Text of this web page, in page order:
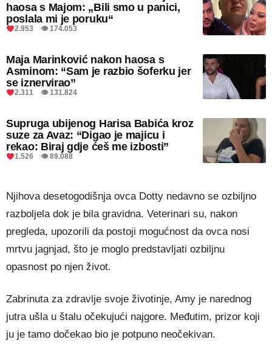
haosa s Majom: „Bili smo u panici,
poslala mi je poruku“
2.953 👁 174.053
Maja Marinković nakon haosa s
Asminom: “Sam je razbio šoferku jer
se iznervirao”
2.311 👁 131.824
Supruga ubijenog Harisa Babića kroz
suze za Avaz: “Digao je majicu i
rekao: Biraj gdje ćeš me izbosti”
1.526 👁 89.088
Njihova desetogodišnja ovca Dotty nedavno se ozbiljno
razboljela dok je bila gravidna. Veterinari su, nakon
pregleda, upozorili da postoji mogućnost da ovca nosi
mrtvu jagnjad, što je moglo predstavljati ozbiljnu
opasnost po njen život.
Zabrinuta za zdravlje svoje životinje, Amy je narednog
jutra ušla u štalu očekujući najgore. Međutim, prizor koji
ju je tamo dočekao bio je potpuno neočekivan.